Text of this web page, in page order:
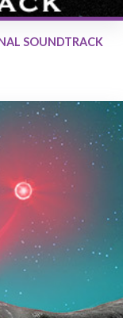
SOUNDTRACK